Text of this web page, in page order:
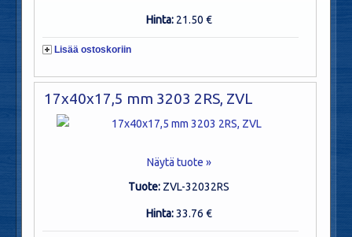
Hinta: 21.50 €
Lisää ostoskoriin
17x40x17,5 mm 3203 2RS, ZVL
Näytä tuote »
Tuote: ZVL-32032RS
Hinta:33.76 €